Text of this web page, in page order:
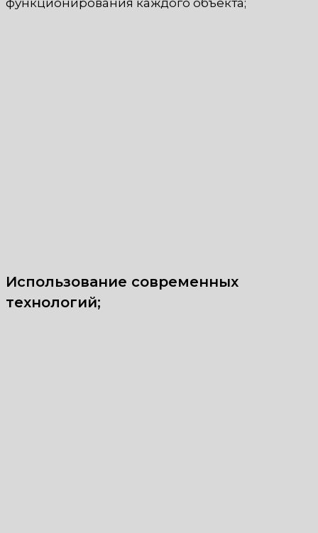
функционирования каждого объекта;
Использование современных
технологий;